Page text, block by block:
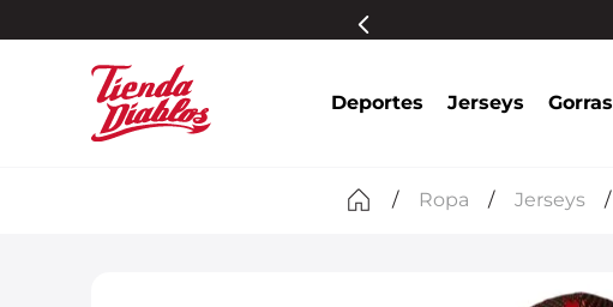
Deportes Jerseys Gorras
Ropa Jerseys